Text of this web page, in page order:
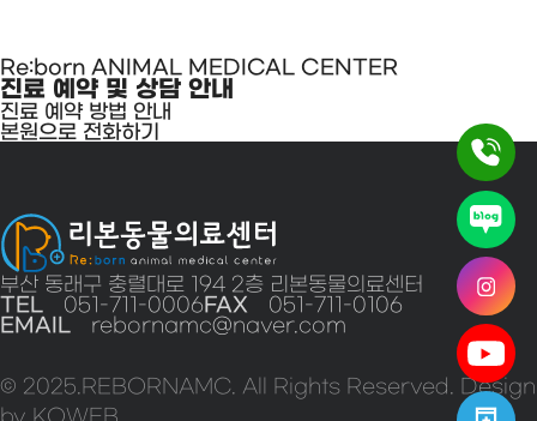
안내
Re:born ANIMAL MEDICAL CENTER
진료 예약 및 상담 안내
진료 예약 방법 안내
본원으로 전화하기
부산 동래구 충렬대로 194 2층 리본동물의료센터
TEL
051-711-0006 FAX
051-711-0106
EMAIL
rebornamc@naver.com
© 2025.REBORNAMC. All Rights Reserved. Design
by KOWEB.